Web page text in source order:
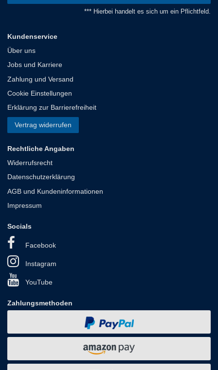
*** Hierbei handelt es sich um ein Pflichtfeld.
Kundenservice
Über uns
Jobs und Karriere
Zahlung und Versand
Cookie Einstellungen
Erklärung zur Barrierefreiheit
Vertrag widerrufen
Rechtliche Angaben
Widerrufsrecht
Datenschutzerklärung
AGB und Kundeninformationen
Impressum
Socials
Facebook
Instagram
YouTube
Zahlungsmethoden